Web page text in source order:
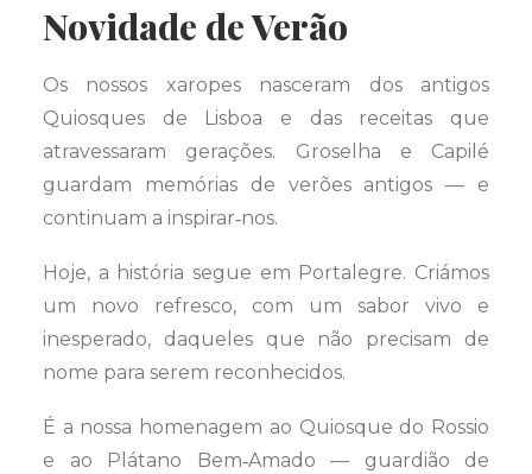
Novidade de Verão
Os nossos xaropes nasceram dos antigos
Quiosques de Lisboa e das receitas que
atravessaram gerações. Groselha e Capilé
guardam memórias de verões antigos — e
continuam a inspirar‑nos.
Hoje, a história segue em Portalegre. Criámos
um novo refresco, com um sabor vivo e
inesperado, daqueles que não precisam de
nome para serem reconhecidos.
É a nossa homenagem ao Quiosque do Rossio
e ao Plátano Bem‑Amado — guardião de